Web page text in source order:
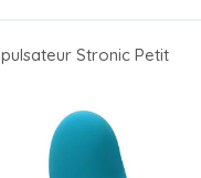
Stronic Petit